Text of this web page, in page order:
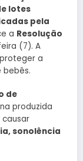
lotes
pela
a Resolução
(7). A
a
bebês.
de
produzida
causar
sonolência